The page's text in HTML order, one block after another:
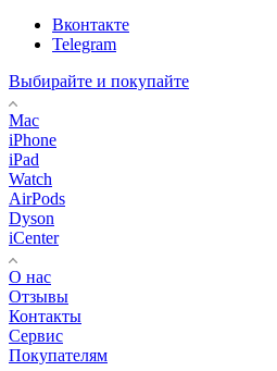
Вконтакте
Telegram
Выбирайте и покупайте
Mac
iPhone
iPad
Watch
AirPods
Dyson
iCenter
О нас
Отзывы
Контакты
Сервис
Покупателям